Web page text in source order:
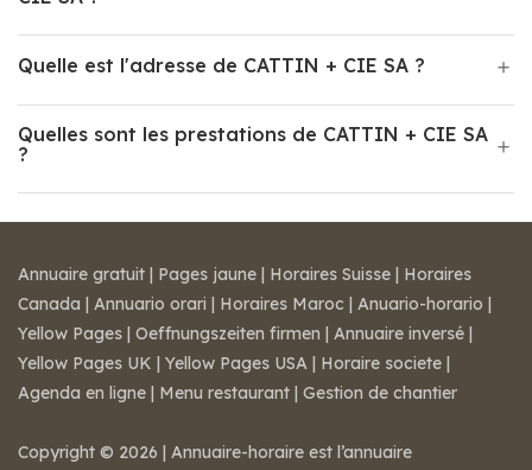
Quelle est l'adresse de CATTIN + CIE SA ?
Quelles sont les prestations de CATTIN + CIE SA
?
Annuaire gratuit | Pages jaune | Horaires Suisse | Horaires
Canada | Annuario orari | Horaires Maroc | Anuario-horario |
Yellow Pages | Oeffnungszeiten firmen | Annuaire inversé |
Yellow Pages UK | Yellow Pages USA | Horaire societe |
Agenda en ligne | Menu restaurant | Gestion de chantier
Copyright © 2026 | Annuaire-horaire est l’annuaire